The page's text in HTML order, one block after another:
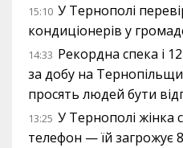
15:10 У Тернополі
кондиціонерів у
14:33 Рекордна спека і
за добу на
просять людей бути
13:25 У Тернополі жінка
телефон — їй загрожує